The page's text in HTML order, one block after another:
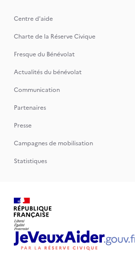
Centre d'aide
Charte de la Réserve Civique
Fresque du Bénévolat
Actualités du bénévolat
Communication
Partenaires
Presse
Campagnes de mobilisation
Statistiques